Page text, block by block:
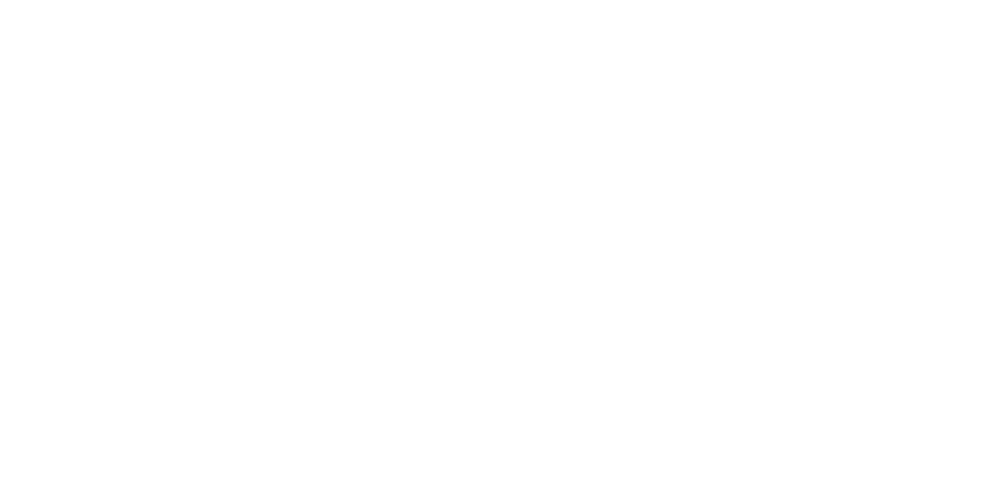
de confidentialité, en garantissant la conformité avec les réglementations. Personnalisez vos préférences pour